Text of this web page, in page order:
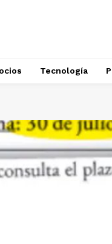
Tecnología